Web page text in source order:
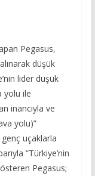
Pegasus,
düşük
lider düşük
yolu ile
inancıyla ve
yolu)”
uçaklarla
“Türkiye’nin
Pegasus;